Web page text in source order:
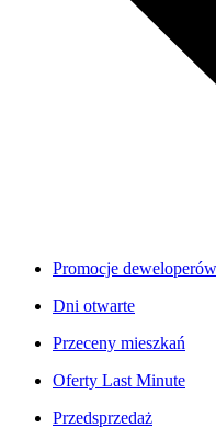
Promocje deweloperów
Dni otwarte
Przeceny mieszkań
Oferty Last Minute
Przedsprzedaż